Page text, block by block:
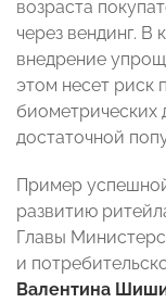
возраста
через вендинг. В
внедрение
этом несет риск
биометрических
достаточной
Пример
развитию
Главы
и
Валентина